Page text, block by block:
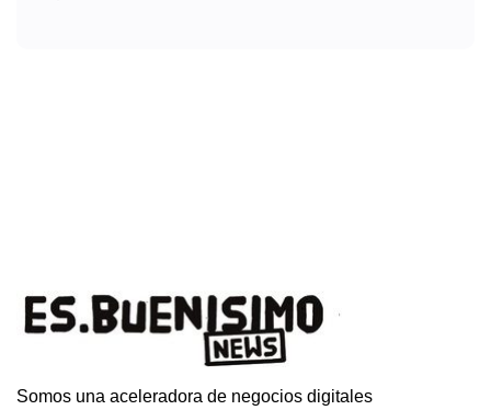
Somos una aceleradora de negocios digitales